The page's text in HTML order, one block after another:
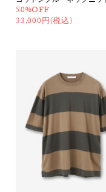
50%OFF
33,000円(税込)